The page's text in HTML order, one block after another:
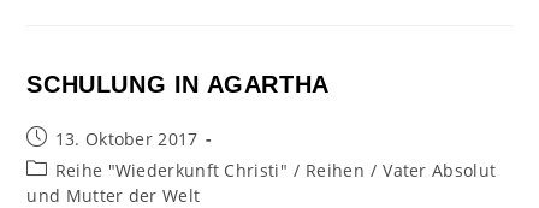
SCHULUNG IN AGARTHA
Beitrag
veröffentlicht:
13. Oktober 2017
Beitrags-
Kategorie:
Reihe "Wiederkunft Christi" / Reihen / Vater Absolut
und Mutter der Welt